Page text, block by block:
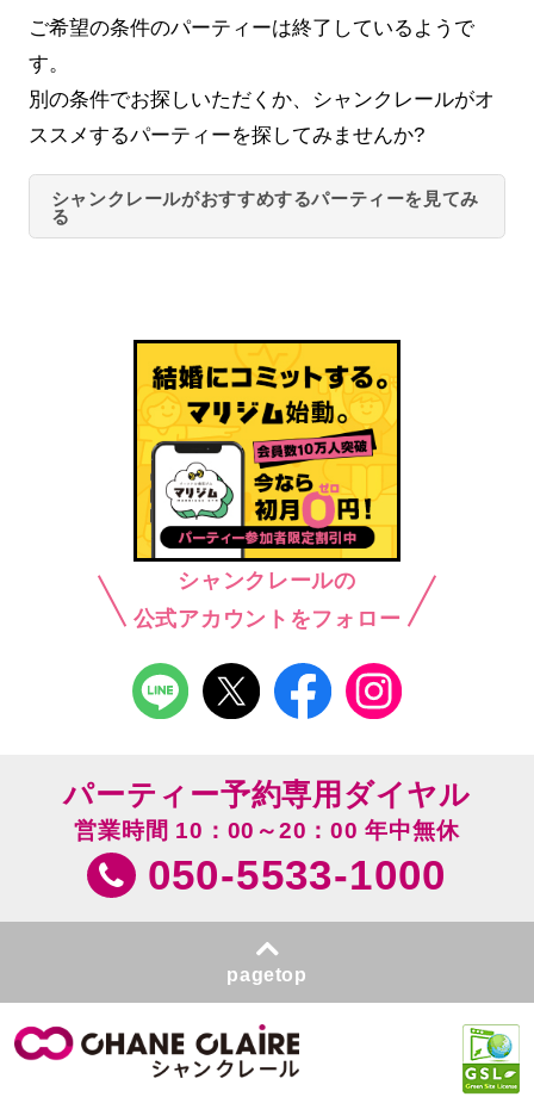
ご希望の条件のパーティーは終了しているようで
す。
別の条件でお探しいただくか、シャンクレールがオ
ススメするパーティーを探してみませんか?
シャンクレールがおすすめするパーティーを見てみ
る
シャンクレールの
公式アカウントをフォロー
パーティー予約専用ダイヤル
営業時間 10：00～20：00 年中無休
050-5533-1000
pagetop